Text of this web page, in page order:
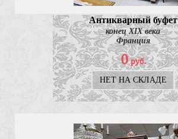
Антикварный буфет
конец XIX века
Франция
0 руб.
НЕТ НА СКЛАДЕ